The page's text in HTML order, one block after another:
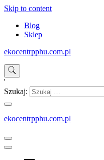
Skip to content
Blog
Sklep
ekocentrpphu.com.pl
'
Szukaj:
ekocentrpphu.com.pl